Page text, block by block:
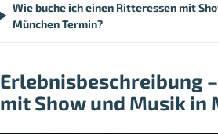
Wie buche ich einen Ritteressen mit
München Termin?
Erlebnisbeschreibung
mit Show und Musik in